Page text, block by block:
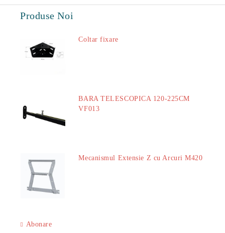
Produse Noi
Coltar fixare
BARA TELESCOPICA 120-225CM
VF013
Mecanismul Extensie Z cu Arcuri M420
Abonare